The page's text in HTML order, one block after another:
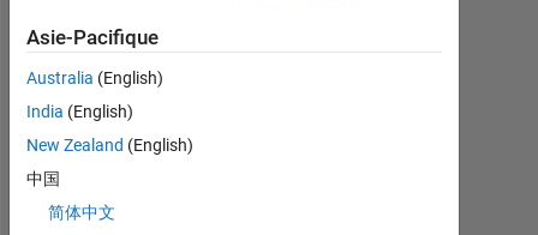
Asie-Pacifique
Australia (English)
India (English)
New Zealand (English)
中国
简体中文